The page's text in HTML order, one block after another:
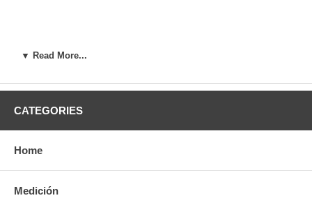
▼ Read More...
CATEGORIES
Home
Medición